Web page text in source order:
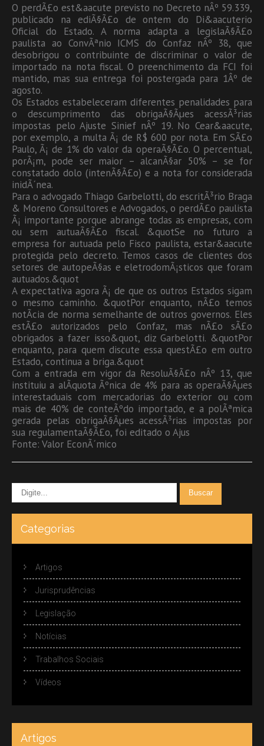
O perdÃ£o est&aacute previsto no Decreto nÂº 59.339,
publicado na ediÃ§Ã£o de ontem do Di&aacuterio
Oficial do Estado. A norma adapta a legislaÃ§Ã£o
paulista ao ConvÃªnio ICMS do Confaz nÂº 38, que
desobrigou o contribuinte de discriminar o valor de
importado na nota fiscal. O preenchimento da FCI foi
mantido, mas sua entrega foi postergada para 1Âº de
agosto.
Os Estados estabeleceram diferentes penalidades para
o descumprimento das obrigaÃ§Ãµes acessÃ³rias
impostas pelo Ajuste Sinief nÂº 19. No Cear&aacute,
por exemplo, a multa Ã¡ de R$ 600 por nota. Em SÃ£o
Paulo, Ã¡ de 1% do valor da operaÃ§Ã£o. O percentual,
porÃ¡m, pode ser maior – alcanÃ§ar 50% – se for
constatado dolo (intenÃ§Ã£o) e a nota for considerada
inidÃ´nea.
Para o advogado Thiago Garbelotti, do escritÃ³rio Braga
& Moreno Consultores e Advogados, o perdÃ£o paulista
Ã¡ importante porque abrange todas as empresas, com
ou sem autuaÃ§Ã£o fiscal. &quotSe no futuro a
empresa for autuada pelo Fisco paulista, estar&aacute
protegida pelo decreto. Temos casos de clientes dos
setores de autopeÃ§as e eletrodomÃ¡sticos que foram
autuados.&quot
A expectativa agora Ã¡ de que os outros Estados sigam
o mesmo caminho. &quotPor enquanto, nÃ£o temos
notÃ­cia de norma semelhante de outros governos. Eles
estÃ£o autorizados pelo Confaz, mas nÃ£o sÃ£o
obrigados a fazer isso&quot, diz Garbelotti. &quotPor
enquanto, para quem discute essa questÃ£o em outro
Estado, continua a briga.&quot
Com a entrada em vigor da ResoluÃ§Ã£o nÂº 13, que
instituiu a alÃ­quota Ãºnica de 4% para as operaÃ§Ãµes
interestaduais com mercadorias do exterior ou com
mais de 40% de conteÃºdo importado, e a polÃªmica
gerada pelas obrigaÃ§Ãµes acessÃ³rias impostas por
sua regulamentaÃ§Ã£o, foi editado o Ajus
Fonte: Valor EconÃ´mico
Categorias
Artigos
Jurisprudências
Legislação
Notícias
Trabalhos Sociais
Vídeos
Artigos